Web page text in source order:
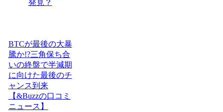
発見？
BTCが最後の大暴
騰か!?三角保ち合
いの終盤で半減期
に向けた最後のチ
ャンス到来
【&Buzzの口コミ
ニュース】